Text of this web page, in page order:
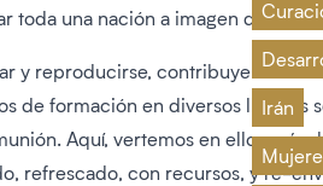
toda una nación a imagen de
y reproducirse, contribuyendo a
de formación en diversos lugares
Aquí, vertemos en ellos más
refrescado, con recursos, y re-
Irán